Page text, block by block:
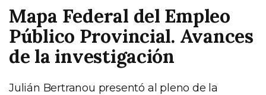
Mapa Federal del Empleo
Público Provincial. Avances
de la investigación
Julián Bertranou presentó al pleno de la